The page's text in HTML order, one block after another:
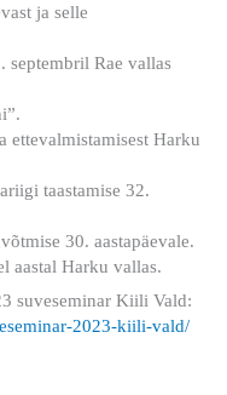
ja selle
septembril Rae vallas
ettevalmistamisest Harku
taastamise 32.
30. aastapäevale.
aastal Harku vallas.
suveseminar Kiili Vald:
2023-kiili-vald/